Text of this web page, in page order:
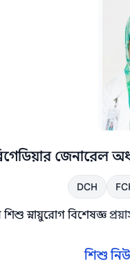
জেনারেল
DCH
শিশু স্নায়ুরোগ বিশেষজ্ঞ
শিশু